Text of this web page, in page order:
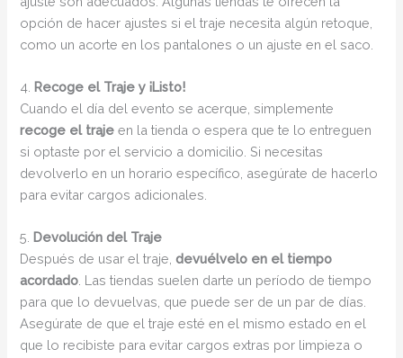
opción de hacer ajustes si el traje necesita algún retoque,
como un acorte en los pantalones o un ajuste en el saco.
4. Recoge el Traje y ¡Listo!
Cuando el día del evento se acerque, simplemente
recoge el traje en la tienda o espera que te lo entreguen
si optaste por el servicio a domicilio. Si necesitas
devolverlo en un horario específico, asegúrate de hacerlo
para evitar cargos adicionales.
5. Devolución del Traje
Después de usar el traje,devuélvelo en el tiempo
acordado . Las tiendas suelen darte un período de tiempo
para que lo devuelvas, que puede ser de un par de días.
Asegúrate de que el traje esté en el mismo estado en el
que lo recibiste para evitar cargos extras por limpieza o